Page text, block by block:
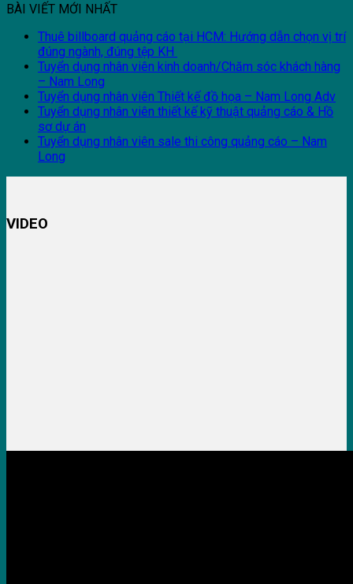
BÀI VIẾT MỚI NHẤT
Thuê billboard quảng cáo tại HCM: Hướng dẫn chọn vị trí
đúng ngành, đúng tệp KH
Tuyển dụng nhân viên kinh doanh/Chăm sóc khách hàng
– Nam Long
Tuyển dụng nhân viên Thiết kế đồ họa – Nam Long Adv
Tuyển dụng nhân viên thiết kế kỹ thuật quảng cáo & Hồ
sơ dự án
Tuyển dụng nhân viên sale thi công quảng cáo – Nam
Long
VIDEO